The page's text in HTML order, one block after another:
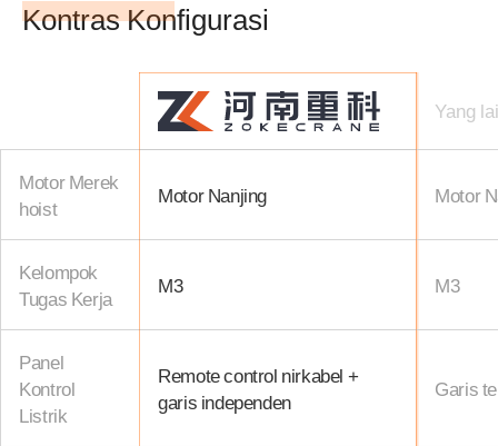
Kontras Konfigurasi
Yang
Motor Merek
hoist
Motor Nanjing Motor
Kelompok
Tugas Kerja
M3 M3
Panel
Kontrol
Listrik
Remote control nirkabel +
garis independen
Garis